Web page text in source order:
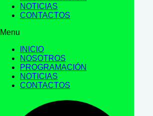
NOTICIAS
CONTACTOS
Menu
INICIO
NOSOTROS
PROGRAMACIÓN
NOTICIAS
CONTACTOS